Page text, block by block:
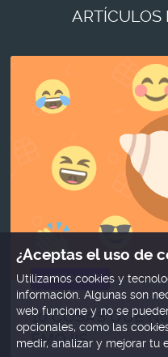
en sus casas
ARTÍCULOS
HISTORIAS
10 COSAS QUE
EMOJIS
¿Aceptas el uso de
Utilizamos cookies y
información. Algunas son
web funcione y no se
opcionales, como las
medir, analizar y mejorar tu